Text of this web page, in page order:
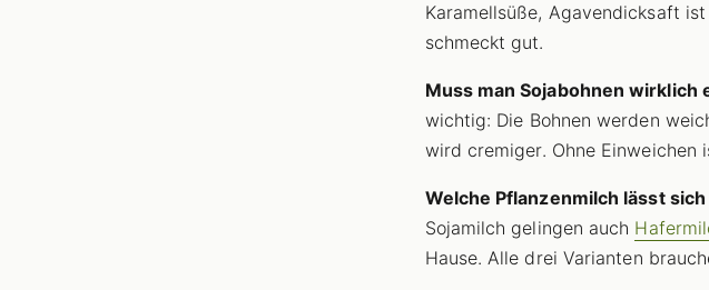
Karamellsüße, Agavendicksaft
schmeckt gut.
Muss man Sojabohnen wirklich
wichtig: Die Bohnen werden
wird cremiger. Ohne Einweichen
Welche Pflanzenmilch lässt
Sojamilch gelingen auch
Hause. Alle drei Varianten